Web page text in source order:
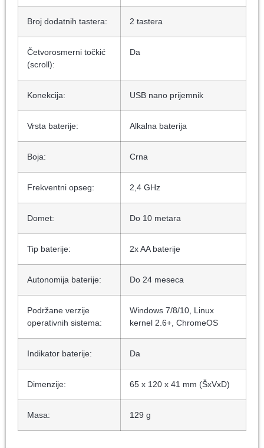
Broj dodatnih tastera: 2 tastera
Četvorosmerni točkić
(scroll):
Da
Konekcija: USB nano prijemnik
Vrsta baterije: Alkalna baterija
Boja: Crna
Frekventni opseg: 2,4 GHz
Domet: Do 10 metara
Tip baterije: 2x AA baterije
Autonomija baterije: Do 24 meseca
Podržane verzije
operativnih sistema:
Windows 7/8/10, Linux
kernel 2.6+, ChromeOS
Indikator baterije: Da
Dimenzije: 65 x 120 x 41 mm (ŠxVxD)
Masa: 129 g